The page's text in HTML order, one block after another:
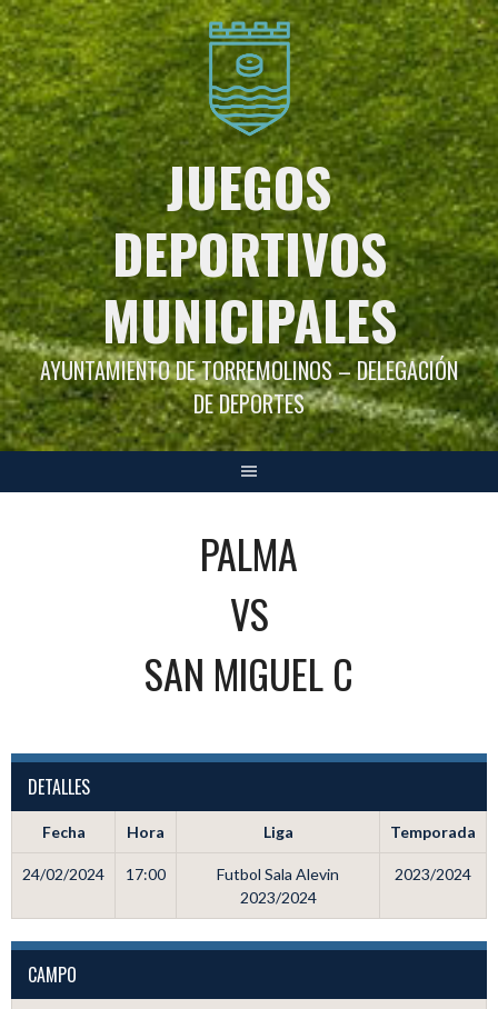
Saltar
al
contenido
JUEGOS
DEPORTIVOS
MUNICIPALES
AYUNTAMIENTO DE TORREMOLINOS – DELEGACIÓN
DE DEPORTES
PALMA
VS
SAN MIGUEL C
DETALLES
Fecha Hora Liga Temporada
24/02/2024 17:00
Futbol Sala Alevin
2023/2024
2023/2024
CAMPO